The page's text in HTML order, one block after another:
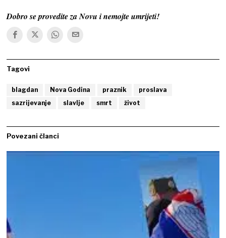
Dobro se provedite za Novu i nemojte umrijeti!
Tagovi
blagdan Nova Godina praznik
proslava
sazrijevanje
slavlje smrt život
Povezani članci